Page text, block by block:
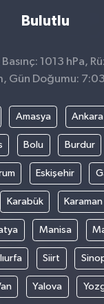
Bulutlu
Basınç: 1013 hPa,
Gün Doğumu:
Amasya Ankara
Bolu Burdur
Eskişehir
Karabük Karaman
Manisa
Siirt
Yalova